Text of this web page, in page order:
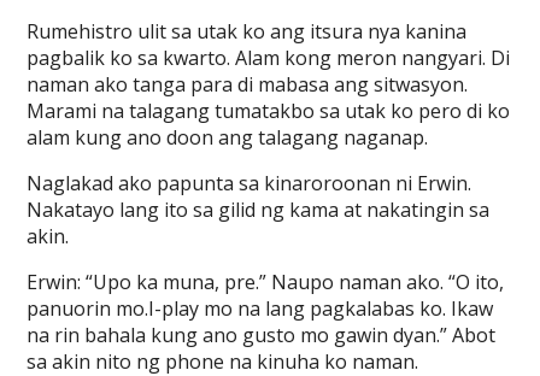
Rumehistro ulit sa utak ko ang itsura nya kanina
pagbalik ko sa kwarto. Alam kong meron nangyari. Di
naman ako tanga para di mabasa ang sitwasyon.
Marami na talagang tumatakbo sa utak ko pero di ko
alam kung ano doon ang talagang naganap.
Naglakad ako papunta sa kinaroroonan ni Erwin.
Nakatayo lang ito sa gilid ng kama at nakatingin sa
akin.
Erwin: “Upo ka muna, pre.” Naupo naman ako. “O ito,
panuorin mo.I-play mo na lang pagkalabas ko. Ikaw
na rin bahala kung ano gusto mo gawin dyan.” Abot
sa akin nito ng phone na kinuha ko naman.